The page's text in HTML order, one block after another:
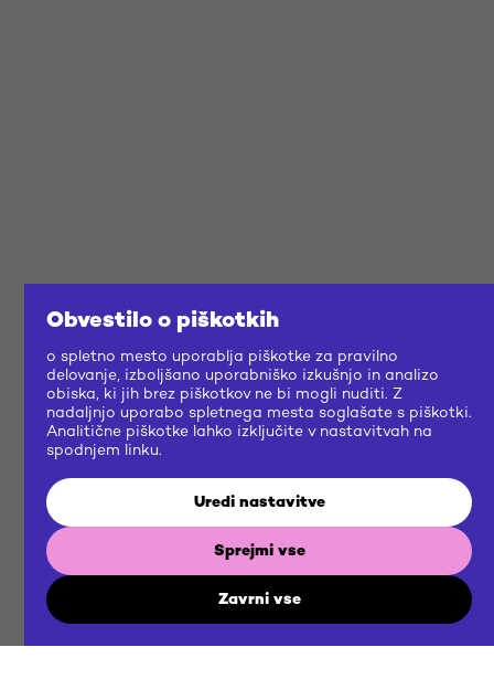
Obvestilo o piškotkih
o spletno mesto uporablja piškotke za pravilno
delovanje, izboljšano uporabniško izkušnjo in analizo
obiska, ki jih brez piškotkov ne bi mogli nuditi. Z
nadaljnjo uporabo spletnega mesta soglašate s piškotki.
Analitične piškotke lahko izključite v nastavitvah na
spodnjem linku.
Uredi nastavitve
Sprejmi vse
Zavrni vse